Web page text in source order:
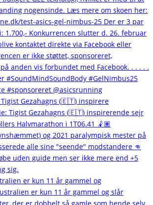
Tigist Gezahagns (🇪🇹) inspirere
er kun 11 år gammel og